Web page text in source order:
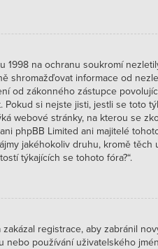
1998 na ochranu soukromí
shromažďovat informace od
od zákonného zástupce
Pokud si nejste jisti, jestli se toto
webové stránky, na kterou se
phpBB Limited ani majitelé
jakéhokoliv druhu, kromě
týkajících se tohoto fóra?“.
registrace, aby zabránil
nebo používání uživatelského